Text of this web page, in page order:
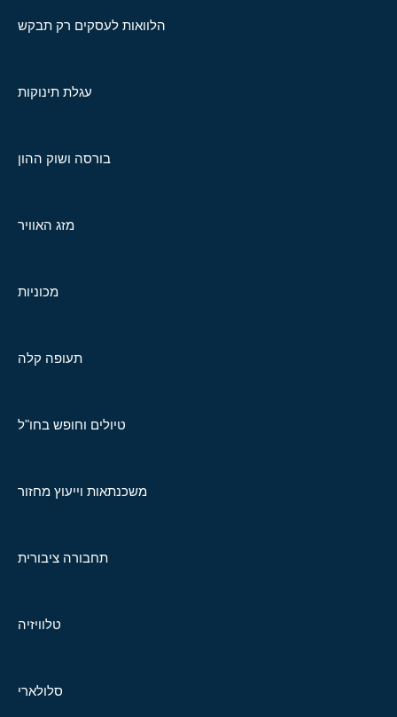
הלוואות לעסקים רק תבקש
עגלת תינוקות
בורסה ושוק ההון
מזג האוויר
מכוניות
תעופה קלה
טיולים וחופש בחו"ל
משכנתאות וייעוץ מחזור
תחבורה ציבורית
טלוויזיה
סלולארי